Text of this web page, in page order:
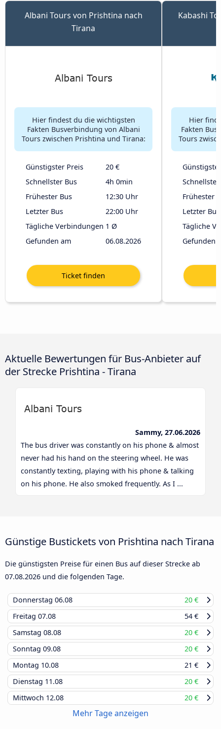
Albani Tours von Prishtina nach
Tirana
Hier findest du die wichtigsten
Fakten Busverbindung von Albani
Tours zwischen Prishtina und Tirana:
Günstigster Preis
20 €
Schnellster Bus
4h 0min
Frühester Bus
12:30 Uhr
Letzter Bus
22:00 Uhr
Tägliche Verbindungen 1 Ø
Gefunden am
06.08.2026
Kabashi
Hier
Fakten
Tours
Schnellster
Frühester
Letzter Bus
Tägliche
Gefunden
Aktuelle Bewertungen für Bus-Anbieter auf
der Strecke Prishtina - Tirana
Sammy, 27.06.2026
The bus driver was constantly on his phone & almost
never had his hand on the steering wheel. He was
constantly texting, playing with his phone & talking
on his phone. He also smoked frequently. As I ...
Günstige Bustickets von Prishtina nach Tirana
Die günstigsten Preise für einen Bus auf dieser Strecke ab
07.08.2026 und die folgenden Tage.
Donnerstag 06.08
20 €
Freitag 07.08
54 €
Samstag 08.08
20 €
Sonntag 09.08
20 €
Montag 10.08
21 €
Dienstag 11.08
20 €
Mittwoch 12.08 20 €
Mehr Tage anzeigen